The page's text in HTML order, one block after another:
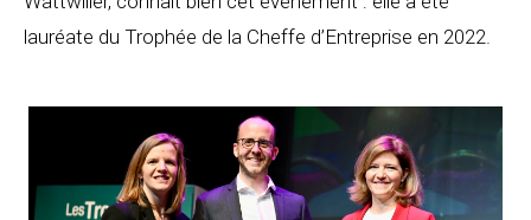
lauréate du Trophée de la Cheffe d’Entreprise en 2022.